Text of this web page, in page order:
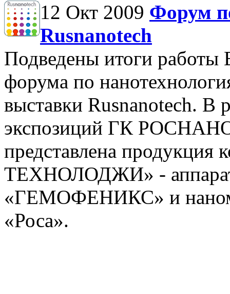
12 Окт 2009 Форум
Rusnanotech
Подведены итоги
форума по
выставки Rusnanotech. В
экспозиций ГК
представлена
ТЕХНОЛОДЖИ» -
«ГЕМОФЕНИКС» и
«Роса».